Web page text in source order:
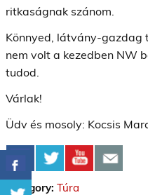
ritkaságnak szánom.
Könnyed, látvány-gazdag
nem volt a kezedben NW
tudod.
Várlak!
Üdv és mosoly: Kocsis
Category: Túra